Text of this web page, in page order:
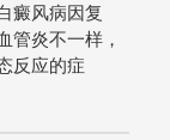
癜风病因复
管炎不一样，
反应的症